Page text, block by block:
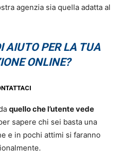
agenzia sia quella adatta al
AIUTO PER LA TUA
ONLINE?
quello che l’utente vede
sapere chi sei basta una
e in pochi attimi si faranno